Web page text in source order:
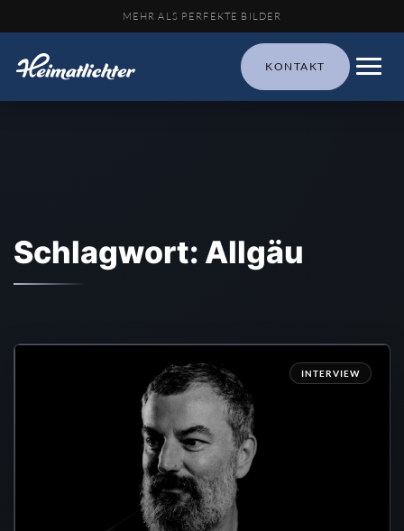
MEHR ALS PERFEKTE BILDER
KONTAKT
Schlagwort: Allgäu
INTERVIEW